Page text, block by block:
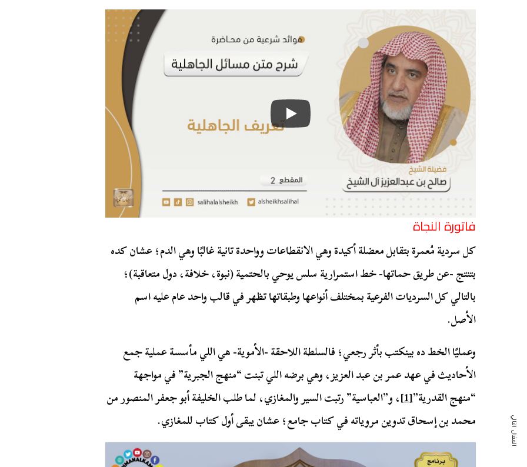
فاتورة النجاة
كل سردية مُعمرة بتقابل معضلة أكيدة وهي الانقطاعات وواحدة تانية غالبًا وهي الدم؛ عشان كده
بتنتج -عن طريق حماتها- خط استمرارية سلس يوحي بالحتمية (نبوة، خلافة، دول متعاقبة)؛
بالتالي كل السرديات الفرعية بمختلف أنواعها وطبقاتها تظهر في قالب واحد عام عليه اسم
الأصل.
وعمليًا الخط ده بينكتب بأثر رجعي؛ فالسلطة اللاحقة -الأموية- هي اللي مأسسة عملية جمع
الأحاديث في عهد عمر بن عبد العزيز، وهي برضه اللي تبنت “منهج الجبرية” في مواجهة
“منهج القدرية”[1] ، و”العباسية” رتبت السير والمغازي، لما طلب الخليفة أبو جعفر المنصور من
محمد بن إسحاق تدوين مروياته في كتاب جامع؛ عشان يبقى أول كتاب للمغازي.
المقال التالي